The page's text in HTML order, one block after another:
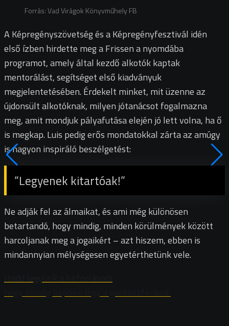
Forrás: Vad Virágok Könyvműhely FB
A Képregényszövetség és a Képregényfesztivál idén
első ízben hirdette meg a Frissen a nyomdába
programot, amely által kezdő alkotók kaptak
mentorálást, segítséget első kiadványuk
megjelentetésében. Érdekelt minket, mit üzenne az
újdonsült alkotóknak, milyen jótanácsot fogalmazna
meg, amit mondjuk pályafutása elején jó lett volna, ha ő
is megkap. Luis pedig erős mondatokkal zárta az amúgy
is nagyon inspiráló beszélgetést:
“Legyenek kitartóak!”
Ne adják fel az álmaikat, és ami még különösen
betartandó, hogy mindig, minden körülmények között
harcoljanak meg a jogaikért – azt hiszem, ebben is
mindannyian mélységesen egyetérthetünk vele.